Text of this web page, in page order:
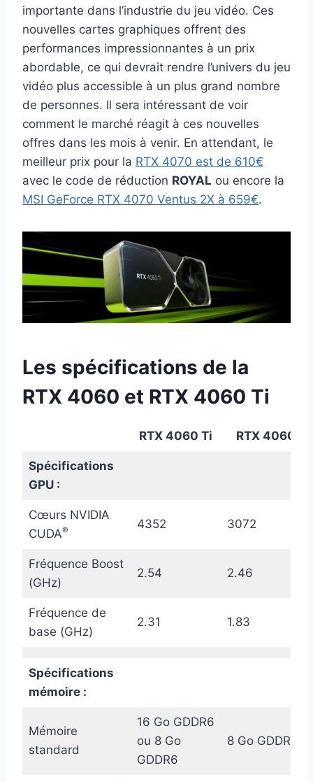
importante dans l’industrie du jeu vidéo. Ces
nouvelles cartes graphiques offrent des
performances impressionnantes à un prix
abordable, ce qui devrait rendre l’univers du jeu
vidéo plus accessible à un plus grand nombre
de personnes. Il sera intéressant de voir
comment le marché réagit à ces nouvelles
offres dans les mois à venir. En attendant, le
meilleur prix pour la RTX 4070 est de 610€
avec le code de réduction ROYAL ou encore la
MSI GeForce RTX 4070 Ventus 2X à 659€.
Les spécifications de la
RTX 4060 et RTX 4060 Ti
RTX 4060 Ti RTX 4060
Spécifications
GPU :
Cœurs NVIDIA
CUDA® 4352 3072
Fréquence Boost
(GHz)
2.54 2.46
Fréquence de
base (GHz)
2.31 1.83
Spécifications
mémoire :
Mémoire
standard
16 Go GDDR6
ou 8 Go
GDDR6
8 Go GDDR6